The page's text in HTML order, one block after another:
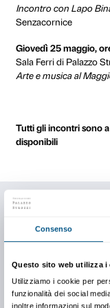
contesto di
del
rinascere ilruolo
Strozzi,
CALENDARIO
Giovedì 4
Altana di
Incontro con
Melotti,
da Ludovica
Giovedì 11